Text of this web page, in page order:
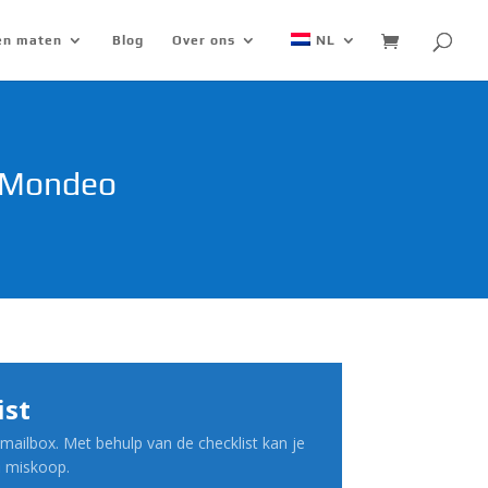
maten Blog Over ons NL
Met behulp van de checklist kan je